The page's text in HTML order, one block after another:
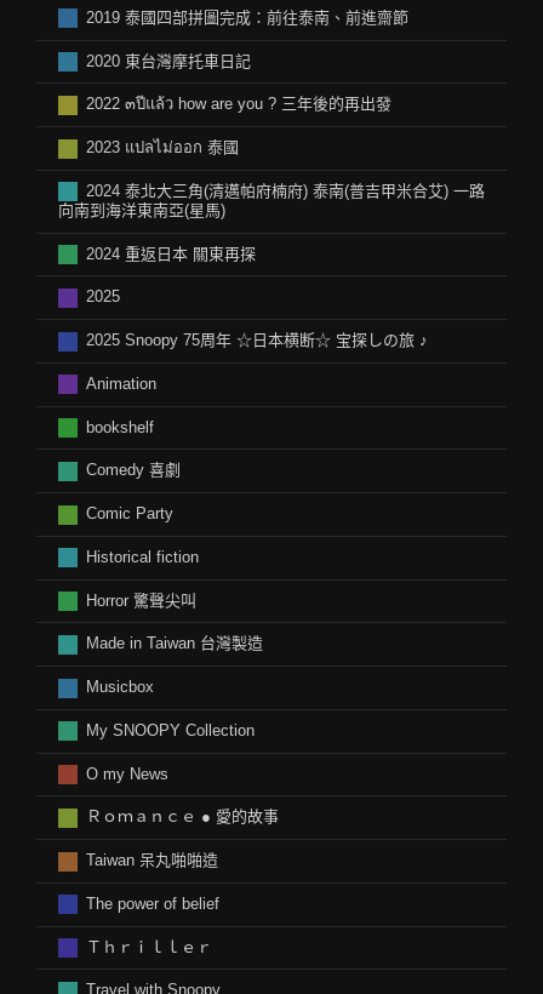
2019 泰國四部拼圖完成：前往泰南、前進齋節
2020 東台灣摩托車日記
2022 ๓ปีแล้ว how are you ? 三年後的再出發
2023 แปลไม่ออก 泰國
2024 泰北大三角(清邁帕府楠府) 泰南(普吉甲米合艾) 一路
向南到海洋東南亞(星馬)
2024 重返日本 關東再探
2025
2025 Snoopy 75周年 ☆日本横断☆ 宝探しの旅 ♪
Animation
bookshelf
Comedy 喜劇
Comic Party
Historical fiction
Horror 驚聲尖叫
Made in Taiwan 台灣製造
Musicbox
My SNOOPY Collection
O my News
Ｒｏｍａｎｃｅ ● 愛的故事
Taiwan 呆丸啪啪造
The power of belief
Ｔｈｒｉｌｌｅｒ
Travel with Snoopy